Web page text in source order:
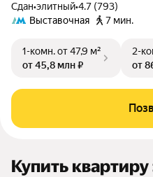
Сдан•элитный•4.7 (793)
Выставочная
7 мин.
1-комн.от 47,9 м²
от 45,8 млн ₽
2-
от
Купить